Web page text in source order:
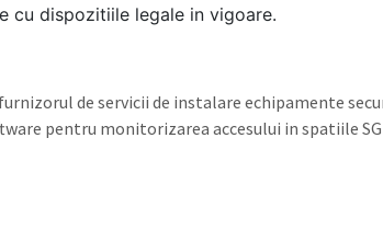
cu dispozitiile legale in vigoare.
(furnizorul de servicii de instalare echipamente
pentru monitorizarea accesului in spatiile